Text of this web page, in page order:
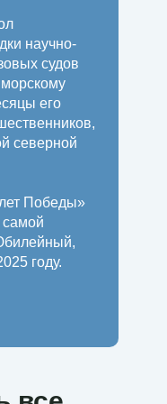
научно-
судов
его
северной
Победы»
самой
году.